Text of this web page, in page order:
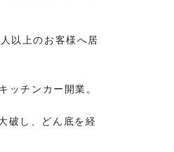
以上のお客様へ居
チンカー開業。
破し、どん底を経